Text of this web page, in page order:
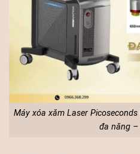
Máy xóa xăm Laser
đa năng –